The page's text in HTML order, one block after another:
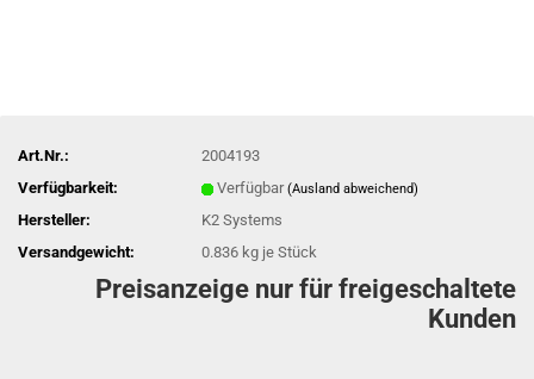
Art.Nr.:
2004193
Verfügbarkeit:
Verfügbar(Ausland abweichend)
Hersteller:
K2 Systems
Versandgewicht:
0.836 kg je Stück
Preisanzeige nur für freigeschaltete
Kunden